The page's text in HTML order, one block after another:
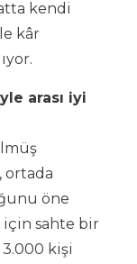
kendi
kâr
arası iyi
ortada
öne
sahte bir
kişi